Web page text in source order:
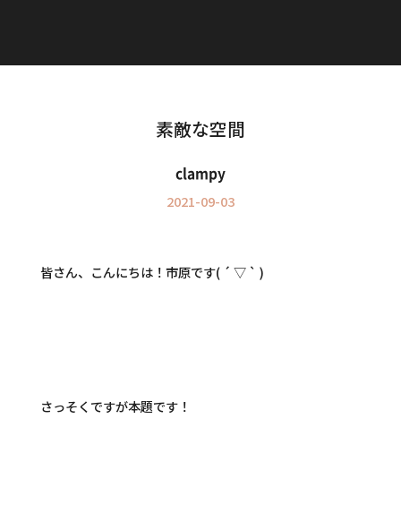
Information
素敵な空間
clampy
2021-09-03
皆さん、こんにちは！市原です( ´ ▽ ` )
さっそくですが本題です！